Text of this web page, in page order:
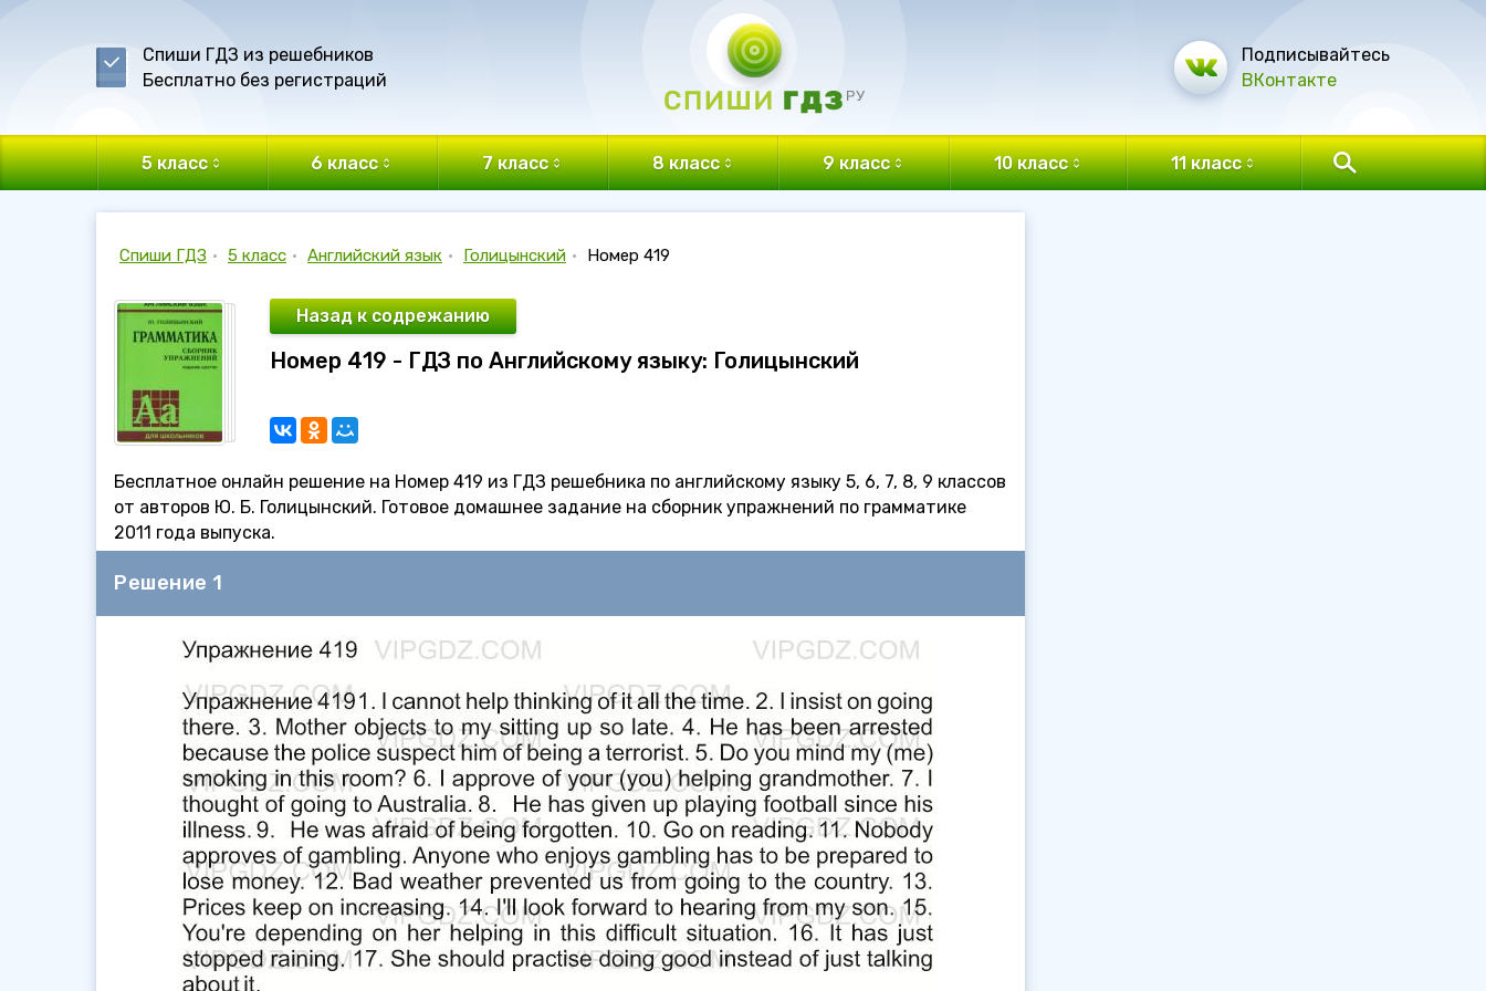
Спиши ГДЗ из решебников
Бесплатно без регистраций
Подписывайтесь
ВКонтакте
5 класс 6 класс 7 класс 8 класс 9 класс 10 класс 11 класс
Спиши ГДЗ • 5 класс • Английский язык • Голицынский • Номер 419
Назад к содрежанию
Номер 419 - ГДЗ по Английскому языку: Голицынский
Бесплатное онлайн решение на Номер 419 из ГДЗ решебника по английскому языку 5, 6, 7, 8, 9 классов
от авторов Ю. Б. Голицынский. Готовое домашнее задание на сборник упражнений по грамматике
2011 года выпуска.
Решение 1